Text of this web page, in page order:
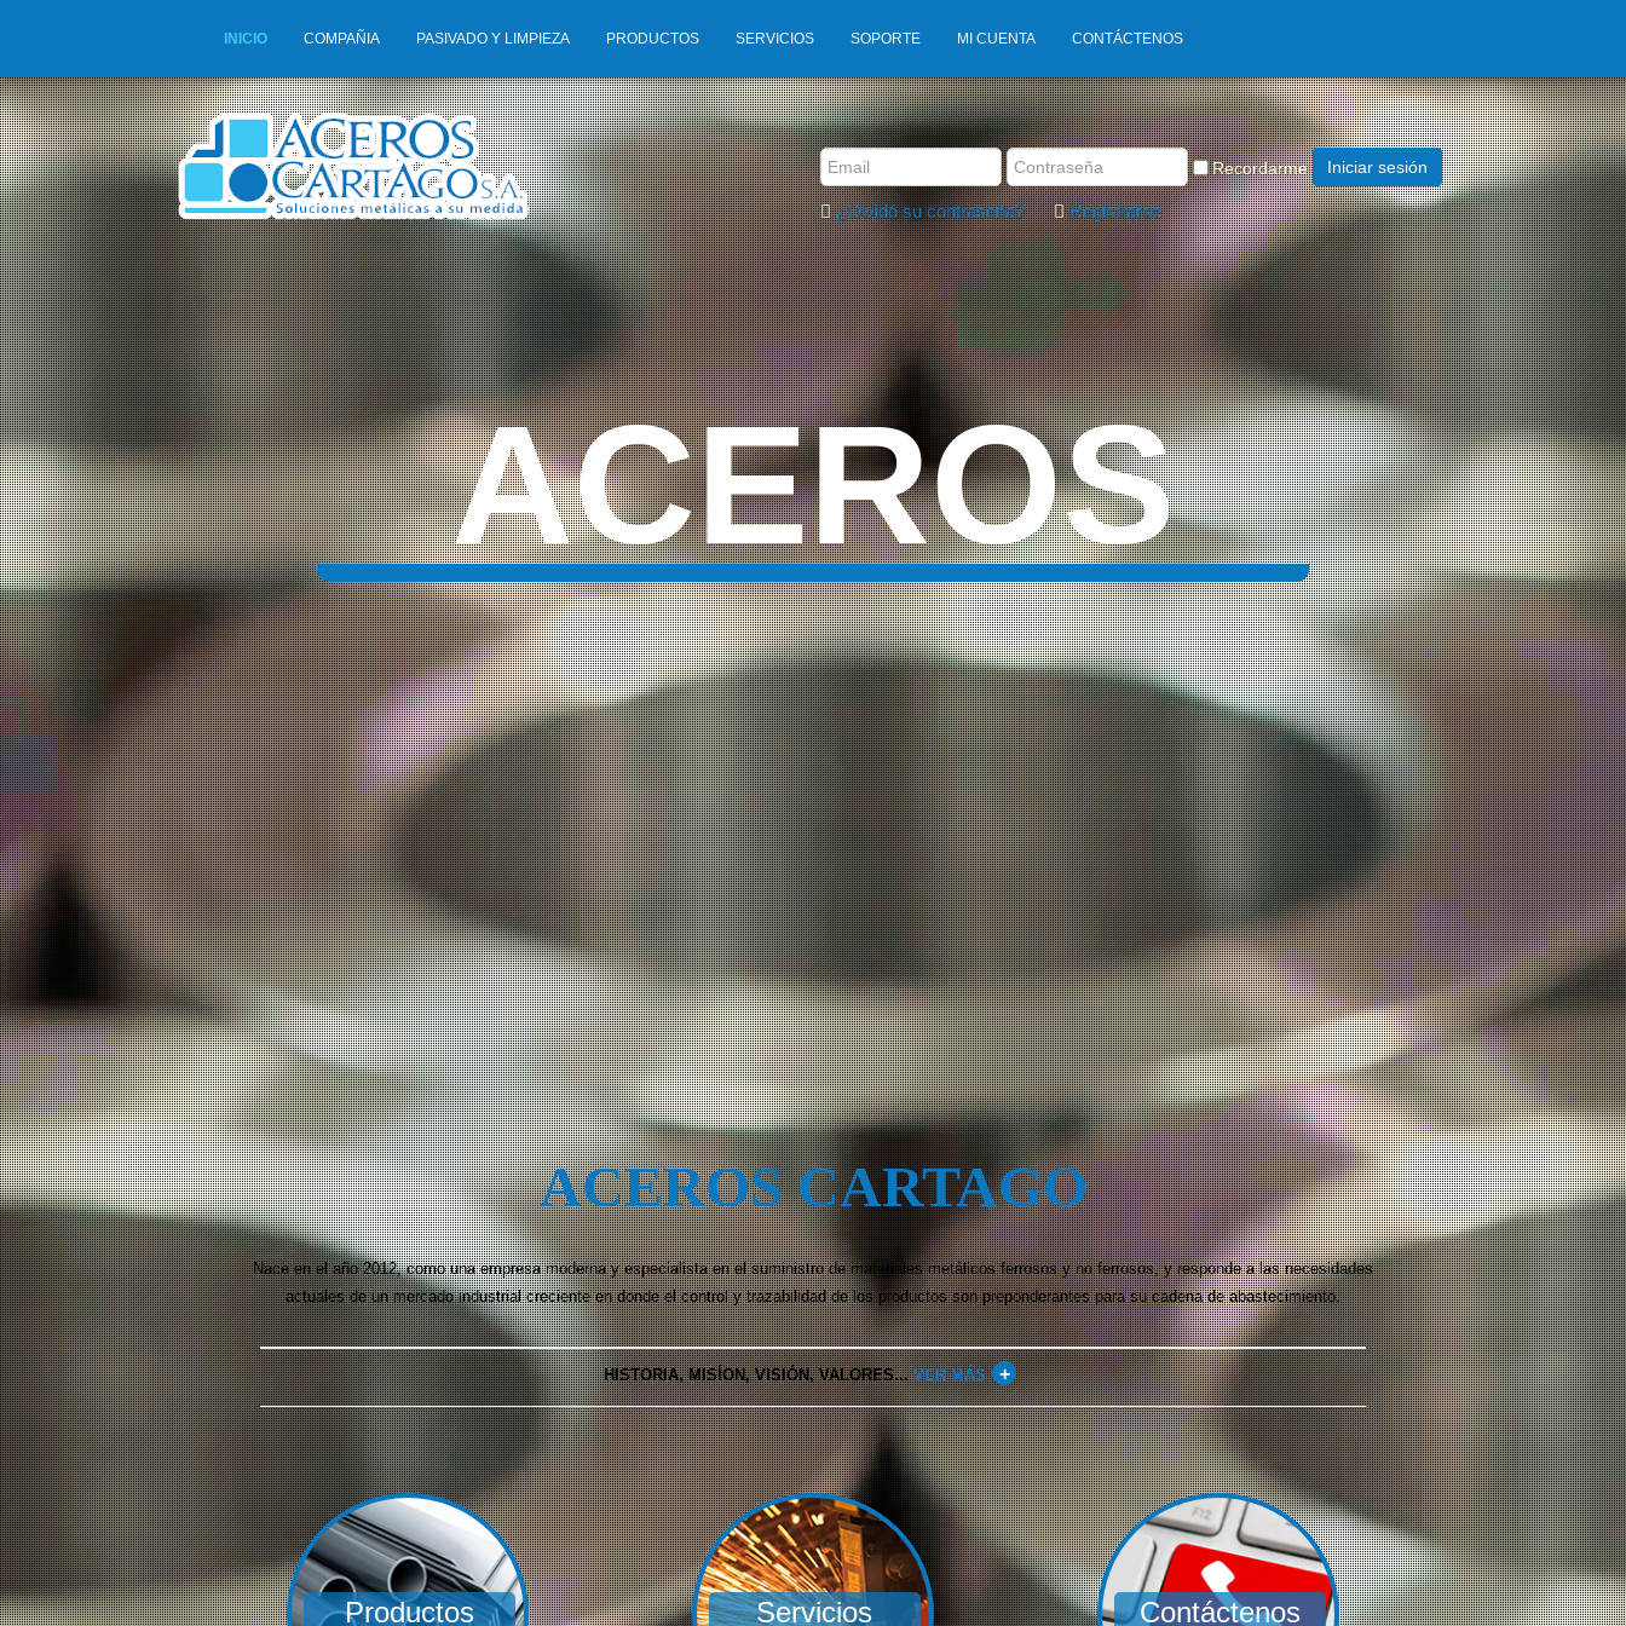
INICIO COMPAÑIA PASIVADO Y LIMPIEZA PRODUCTOS SERVICIOS SOPORTE MI CUENTA CONTÁCTENOS
Recordarme Iniciar sesión
¿Olvidó su contraseña? Registrarse
ACEROS CARTAGO
Nace en el año 2012, como una empresa moderna y especialista en el suministro de materiales metálicos ferrosos y no ferrosos, y responde a las necesidades
actuales de un mercado industrial creciente en donde el control y trazabilidad de los productos son preponderantes para su cadena de abastecimiento.
HISTORIA, MISÍON, VISIÓN, VALORES...VER MÁS
Productos Servicios Contáctenos